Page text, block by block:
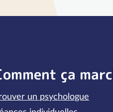
ça
un psychologue